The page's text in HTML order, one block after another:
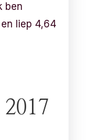
ben
liep 4,64